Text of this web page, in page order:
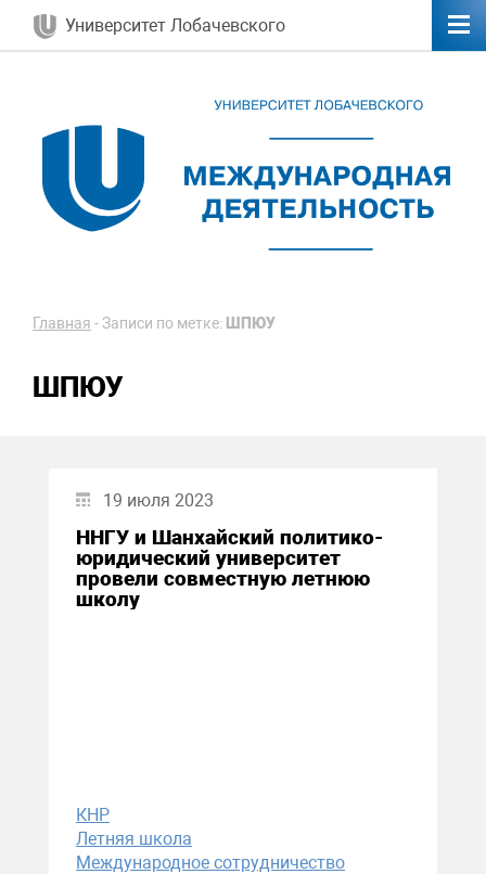
Университет Лобачевского
Главная -Записи по метке: ШПЮУ
ШПЮУ
19 июля 2023
ННГУ и Шанхайский политико-
юридический университет
провели совместную летнюю
школу
КНР
Летняя школа
Международное сотрудничество